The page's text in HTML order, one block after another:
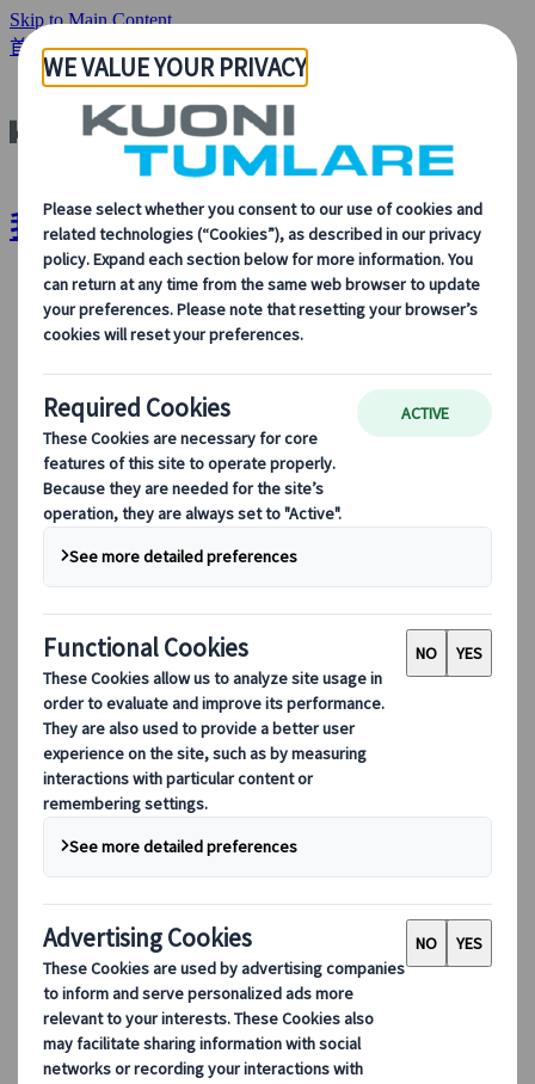
Skip to Main Content
首頁 關於我們 我們的領導團隊
我們的領導團隊 | Kuoni Tumlare
關於我們
關於我們
持續發展、創新和最新旅遊技術的承諾。
查看概覽
了解我們更多
我們的領導團隊
可持續發展
DEIB
夥伴行動應用程式
供應商網頁應用程式
代理網頁應用程式
目的地
探索 Kuoni Tumlare 的全球覆蓋範圍，作為您的本地專
家，提供量身定制的行程，滿足您獨特的旅遊需求。
歐洲最受歡迎的目的地
瑞士
法國
意大利
西班牙
英國
全球最受歡迎的目的地